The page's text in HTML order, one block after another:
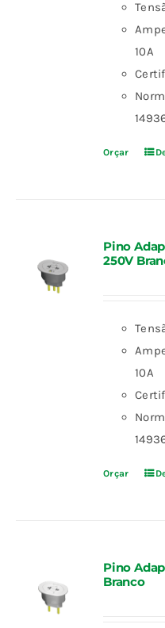
10A
Orçar
Pino
250V
10A
Orçar
Pino
Branco